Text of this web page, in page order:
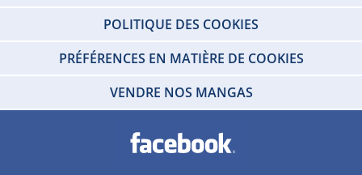
POLITIQUE DES COOKIES
PRÉFÉRENCES EN MATIÈRE DE COOKIES
VENDRE NOS MANGAS